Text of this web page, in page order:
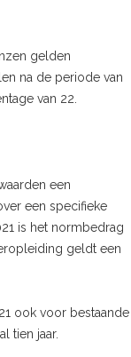
gelden
na de periode van
van 22.
een
een specifieke
is het normbedrag
geldt een
ook voor bestaande
tien jaar.